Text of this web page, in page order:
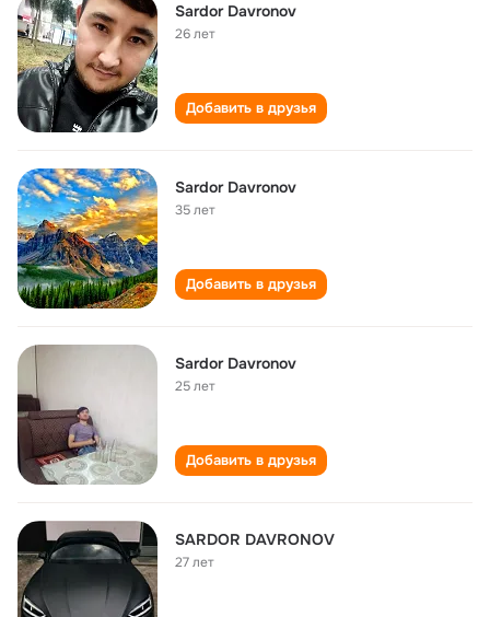
Sardor Davronov
26 лет
Добавить в друзья
Sardor Davronov
35 лет
Добавить в друзья
Sardor Davronov
25 лет
Добавить в друзья
SARDOR DAVRONOV
27 лет